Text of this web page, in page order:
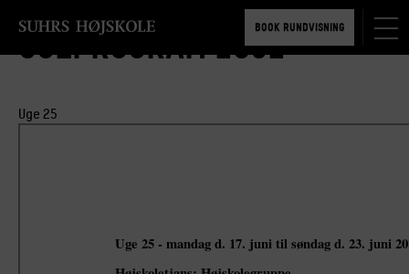
BOOK RUNDVISNING
Ugeprogram 1901
Uge 25